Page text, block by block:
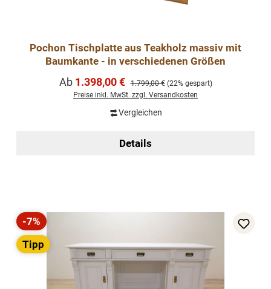
Pochon Tischplatte aus Teakholz massiv mit
Baumkante - in verschiedenen Größen
Verkaufspreis:
Ab 1.398,00 € Regulärer Preis:
1.799,00 € (22% gespart)
Preise inkl. MwSt. zzgl. Versandkosten
Vergleichen
Details
Rabatt
-7%
Tipp